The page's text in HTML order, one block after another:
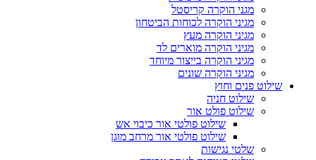
מגני הוקרה קריסטל
מגיני הוקרה לכוחות הביטחון
מגיני הוקרה מעץ
מגיני הוקרה מוארים לד
מגיני הוקרה בייצור מיוחד
מגיני הוקרה שונים
שילוט פנים וחוץ
שילוט חניה
שילוט פולט אור
שילוט פולטי אור כיבוי אש
שילוט פולטי אור מרחב מוגן
שלטי נגישות